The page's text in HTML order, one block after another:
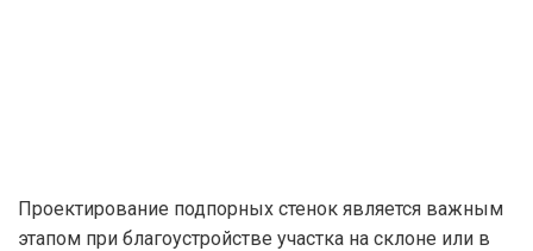
Проектирование подпорных стенок является важным
этапом при благоустройстве участка на склоне или в